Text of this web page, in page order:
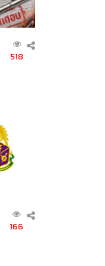
518
166